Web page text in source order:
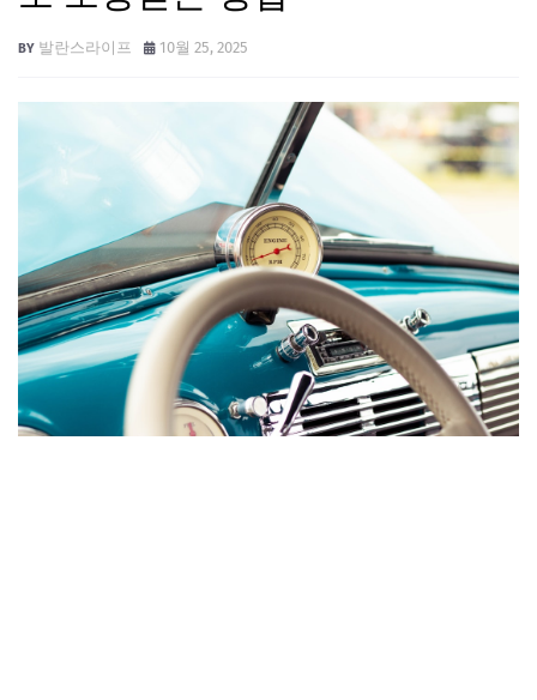
발란스라이프 10월 25, 2025